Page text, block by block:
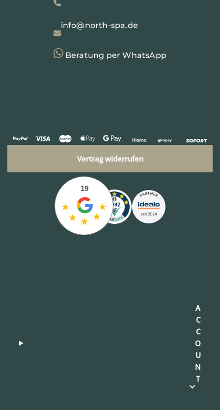
info@north-spa.de
Beratung per WhatsApp
Vertrag widerrufen
★
★ ★ ★
★
19
A
C
C
O
U
N
T